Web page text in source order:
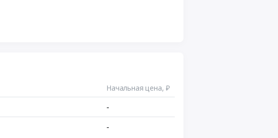
Начальная цена, ₽
-
-